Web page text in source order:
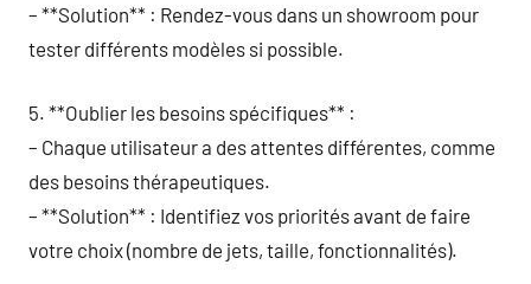
– **Solution** : Rendez-vous dans un showroom pour
tester différents modèles si possible.
5. **Oublier les besoins spécifiques** :
– Chaque utilisateur a des attentes différentes, comme
des besoins thérapeutiques.
– **Solution** : Identifiez vos priorités avant de faire
votre choix (nombre de jets, taille, fonctionnalités).